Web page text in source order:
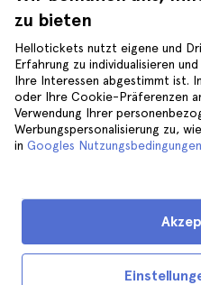
zu bieten
Hellotickets nutzt eigene und
Erfahrung zu individualisieren
Ihre Interessen abgestimmt ist.
oder Ihre Cookie-Präferenzen
Verwendung Ihrer
Werbungspersonalisierung zu,
in Googles Nutzungsbedingungen
Datenschutz
Allgemeine
Geschäftsbedingungen
Cookies
Impressum
Hilfe